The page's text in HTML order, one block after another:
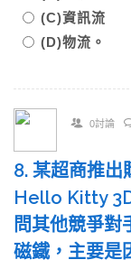
(C)資訊流
(D)物流。
0討論
8. 某超商推出
Hello Kitty
問其他競爭
磁鐵，主要